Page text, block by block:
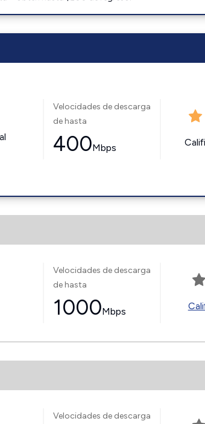
Velocidades de descarga
de hasta
400Mbps
Velocidades de descarga
de hasta
1000Mbps
Velocidades de descarga